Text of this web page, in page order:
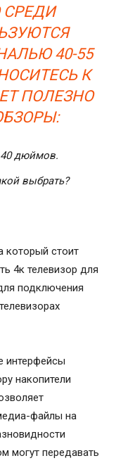
40-55
К
ПОЛЕЗНО
дюймов.
выбрать?
который стоит
4к телевизор для
подключения
интерфейсы
накопители
файлы на
могут передавать